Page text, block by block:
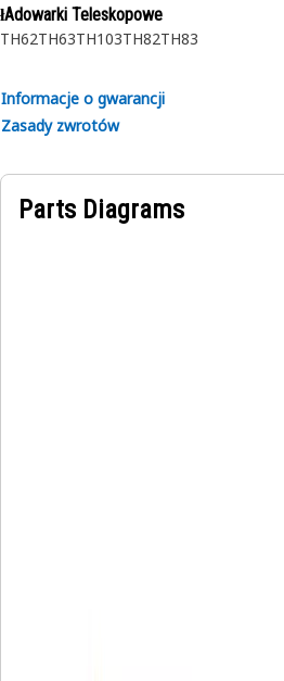
łAdowarki Teleskopowe
TH62TH63TH103TH82TH83
Informacje o gwarancji
Zasady zwrotów
Parts Diagrams